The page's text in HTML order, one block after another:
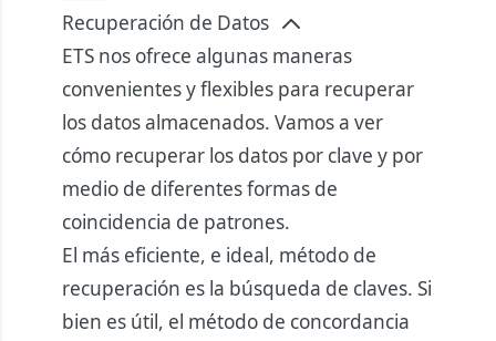
Recuperación de Datos
ETS nos ofrece algunas maneras
convenientes y flexibles para recuperar
los datos almacenados. Vamos a ver
cómo recuperar los datos por clave y por
medio de diferentes formas de
coincidencia de patrones.
El más eficiente, e ideal, método de
recuperación es la búsqueda de claves. Si
bien es útil, el método de concordancia